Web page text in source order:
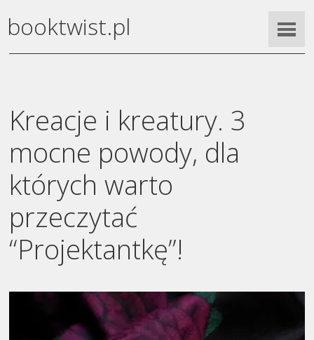
booktwist.pl
Kreacje i kreatury. 3
mocne powody, dla
których warto
przeczytać
“Projektantkę”!